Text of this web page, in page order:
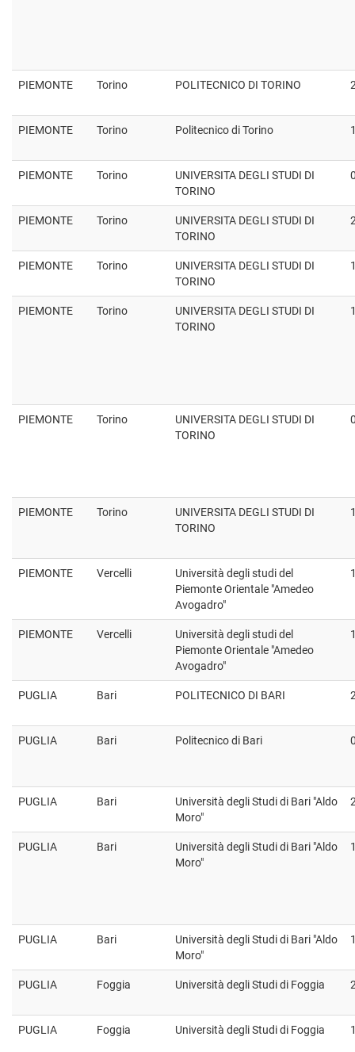
PIEMONTE Torino POLITECNICO DI TORINO
PIEMONTE Torino Politecnico di Torino
PIEMONTE Torino
UNIVERSITA DEGLI STUDI DI
TORINO
PIEMONTE Torino
UNIVERSITA DEGLI STUDI DI
TORINO
PIEMONTE Torino
UNIVERSITA DEGLI STUDI DI
TORINO
PIEMONTE Torino
UNIVERSITA DEGLI STUDI DI
TORINO
PIEMONTE Torino
UNIVERSITA DEGLI STUDI DI
TORINO
PIEMONTE Torino
UNIVERSITA DEGLI STUDI DI
TORINO
PIEMONTE Vercelli
Università degli studi del
Piemonte Orientale "Amedeo
Avogadro"
PIEMONTE Vercelli
Università degli studi del
Piemonte Orientale "Amedeo
Avogadro"
PUGLIA Bari POLITECNICO DI BARI
PUGLIA Bari Politecnico di Bari
PUGLIA Bari
Università degli Studi di Bari "Aldo
Moro"
PUGLIA Bari
Università degli Studi di Bari "Aldo
Moro"
PUGLIA Bari
Università degli Studi di Bari "Aldo
Moro"
PUGLIA Foggia Università degli Studi di Foggia
PUGLIA Foggia Università degli Studi di Foggia